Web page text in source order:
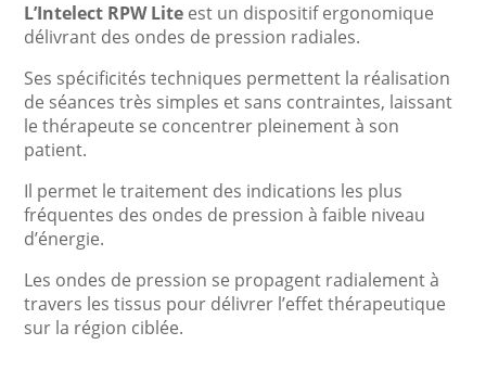
L’Intelect RPW Lite est un dispositif ergonomique
délivrant des ondes de pression radiales.
Ses spécificités techniques permettent la réalisation
de séances très simples et sans contraintes, laissant
le thérapeute se concentrer pleinement à son
patient.
Il permet le traitement des indications les plus
fréquentes des ondes de pression à faible niveau
d’énergie.
Les ondes de pression se propagent radialement à
travers les tissus pour délivrer l’effet thérapeutique
sur la région ciblée.